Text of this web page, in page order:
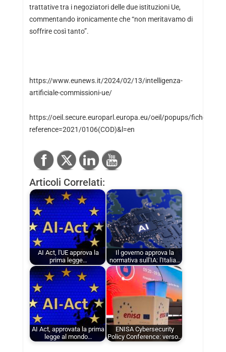
trattative tra i negoziatori delle due istituzioni Ue,
commentando ironicamente che “non meritavamo di
soffrire così tanto”.
https://www.eunews.it/2024/02/13/intelligenza-
artificiale-commissioni-ue/
https://oeil.secure.europarl.europa.eu/oeil/popups/
reference=2021/0106(COD)&l=en
Articoli Correlati:
AI Act, l'UE approva la
prima legge…
Il governo approva la
normativa sull'IA: l'Italia…
AI Act, approvata la prima
legge al mondo…
ENISA Cybersecurity
Policy Conference: verso…